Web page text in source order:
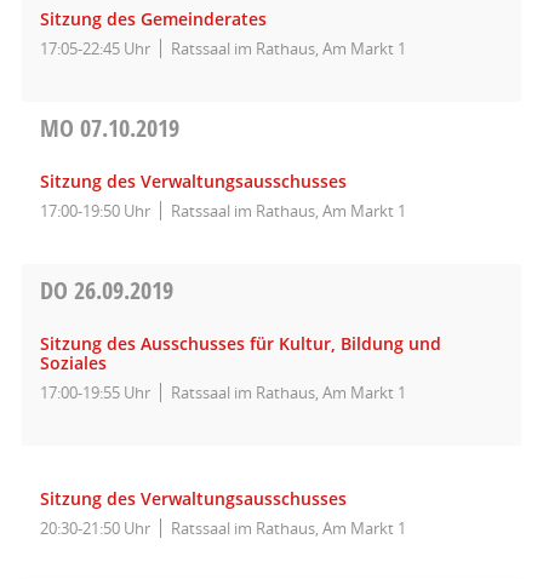
Sitzung des Gemeinderates
17:05-22:45 Uhr Ratssaal im Rathaus, Am Markt 1
MO 07.10.2019
Sitzung des Verwaltungsausschusses
17:00-19:50 Uhr Ratssaal im Rathaus, Am Markt 1
DO 26.09.2019
Sitzung des Ausschusses für Kultur, Bildung und
Soziales
17:00-19:55 Uhr Ratssaal im Rathaus, Am Markt 1
Sitzung des Verwaltungsausschusses
20:30-21:50 Uhr Ratssaal im Rathaus, Am Markt 1